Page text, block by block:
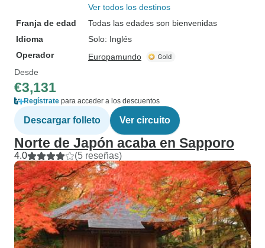
Ver todos los destinos
Franja de edad
Todas las edades son bienvenidas
Idioma
Solo: Inglés
Operador
Europamundo
Desde
€3,131
Regístrate para acceder a los descuentos
Descargar folleto Ver circuito
Norte de Japón acaba en Sapporo
4.0 (5 reseñas)